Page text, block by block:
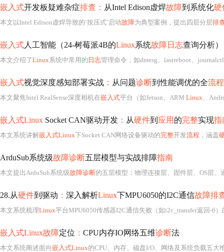
嵌入式开发板疑难杂症排查： 从Intel Edison虚焊故障到系统化硬
本文以Intel Edison虚焊导致的‘按压式’启动故障为典型案例，提出四层分层排
嵌入式人工智能（24-树莓派4B的Linux系统故障日志查询分析）
本文介绍了Linux系统中常用的 日志管理命令，如dmesg、lastreboot、journalctl及
嵌入式视觉深度感知部署实战 ： 从问题诊断到性能调优的全流
本文聚焦Intel RealSense深度相机在嵌入式平台（如Jetson、ARM Linux、
嵌入式Linux Socket CAN驱动开发 ： 从硬件到 应用 的完整实现指
本文系统讲解嵌入式Linux下Socket CAN网络设备驱动的完整开发流程 ，涵盖
ArduSub系统级故障诊断五层模型与实战排障指南
本文提出ArduSub系统级故障诊断的五层模型 ： 物理连接层、固件层、OS层、
28.从硬件到驱动 ： 深入解析Linux下MPU6050的I2C通信故障排
本文系统梳理Linux平台MPU6050传感器I2C通信失败（如i2c_transfer返回-6）
嵌入式Linux故障定位 ： CPU内存IO网络五维诊断法
本文系统阐述面向嵌入式Linux的CPU、内存、磁盘I/O、网络及系统负载五大